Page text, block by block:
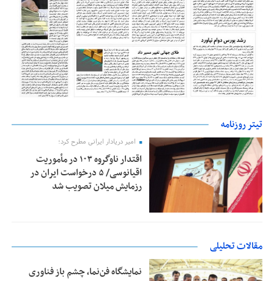
تیتر روزنامه
امیر دریادار ایرانی مطرح کرد؛
اقتدار ناوگروه ۱۰۳ در مأموریت‌
اقیانوسی/ ۵ درخواست ایران در
رزمایش میلان تصویب شد
مقالات تحلیلی
نمایشگاه فن‌نما، چشم باز فناوری